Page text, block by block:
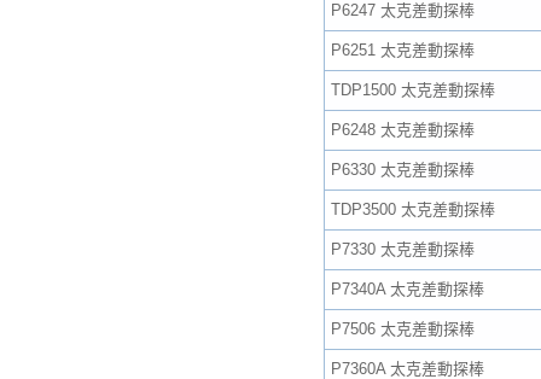
P6247 太克差動探棒
P6251 太克差動探棒
TDP1500 太克差動探棒
P6248 太克差動探棒
P6330 太克差動探棒
TDP3500 太克差動探棒
P7330 太克差動探棒
P7340A 太克差動探棒
P7506 太克差動探棒
P7360A 太克差動探棒